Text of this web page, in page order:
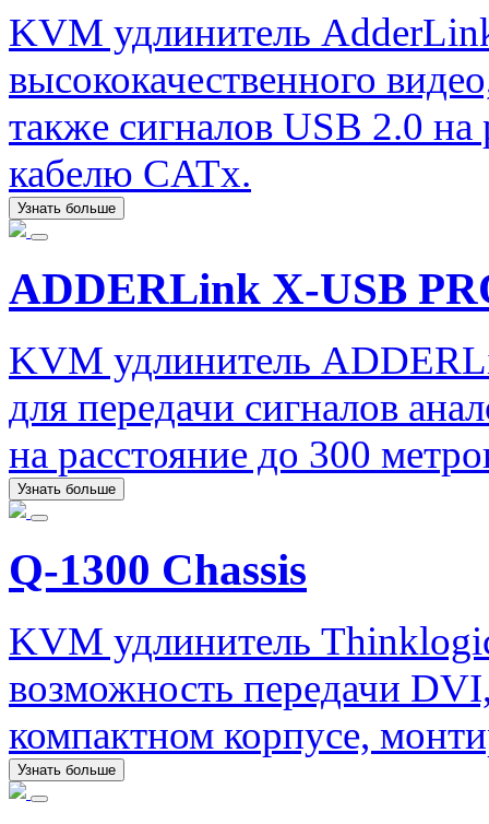
KVM удлинитель
высококачественного
также сигналов USB 2.0
кабелю CATx.
Узнать больше
ADDERLink X-USB
KVM удлинитель
для передачи сигналов
на расстояние до 300
Узнать больше
Q-1300 Chassis
KVM удлинитель
возможность передачи
компактном корпусе,
Узнать больше